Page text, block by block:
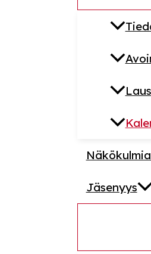
Jäsenyys